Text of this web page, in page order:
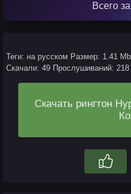
Всего
Теги: на русском Размер: 1.41 Mb
Скачали: 49 Прослушиваний: 218
Скачать рингтон